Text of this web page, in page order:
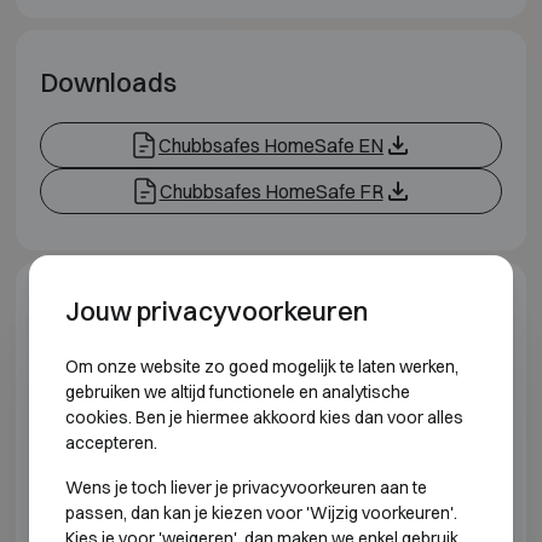
Downloads
Chubbsafes HomeSafe EN
Chubbsafes HomeSafe FR
Model specificaties
INBRAAKWEREND KLASSE S2 BRANDWEREND
30P
CHUBBSAFES HOMESAFE M10 KL H300
Jouw privacyvoorkeuren
Om onze website zo goed mogelijk te laten werken,
gebruiken we altijd functionele en analytische
cookies. Ben je hiermee akkoord kies dan voor alles
accepteren.
Wens je toch liever je privacyvoorkeuren aan te
passen, dan kan je kiezen voor 'Wijzig voorkeuren'.